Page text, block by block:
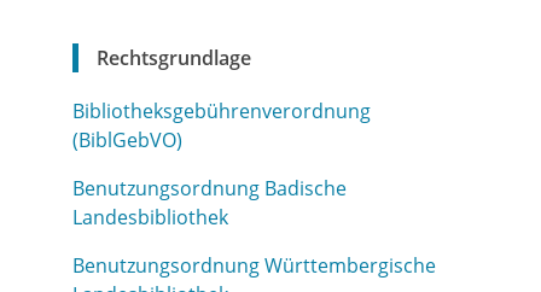
Rechtsgrundlage
Bibliotheksgebührenverordnung
(BiblGebVO)
Benutzungsordnung Badische
Landesbibliothek
Benutzungsordnung Württembergische